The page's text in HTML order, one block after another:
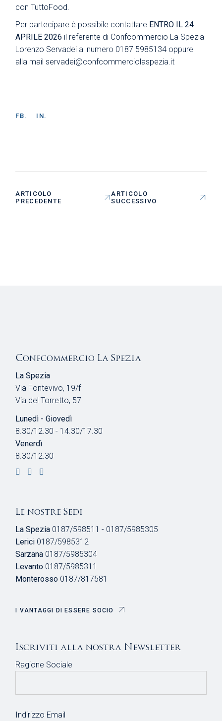
con TuttoFood.
Per partecipare è possibile contattare ENTRO IL 24
APRILE 2026 il referente di Confcommercio La Spezia
Lorenzo Servadei al numero 0187 5985134 oppure
alla mailservadei@confcommerciolaspezia.it
FB. IN.
ARTICOLO
PRECEDENTE
ARTICOLO
SUCCESSIVO
Confcommercio La Spezia
La Spezia
Via Fontevivo, 19/f
Via del Torretto, 57
Lunedì - Giovedì
8.30/12.30 - 14.30/17.30
Venerdì
8.30/12.30
Le nostre Sedi
La Spezia 0187/598511 - 0187/5985305
Lerici 0187/5985312
Sarzana 0187/5985304
Levanto 0187/5985311
Monterosso 0187/817581
I VANTAGGI DI ESSERE SOCIO
Iscriviti alla nostra Newsletter
Ragione Sociale
Indirizzo Email